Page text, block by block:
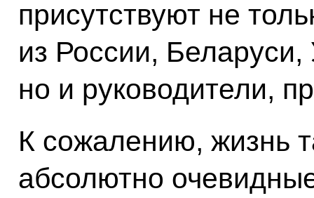
присутствуют не
из России,
но и руководители,
К сожалению, жизнь
абсолютно